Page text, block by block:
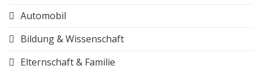
Automobil
Bildung & Wissenschaft
Elternschaft & Familie